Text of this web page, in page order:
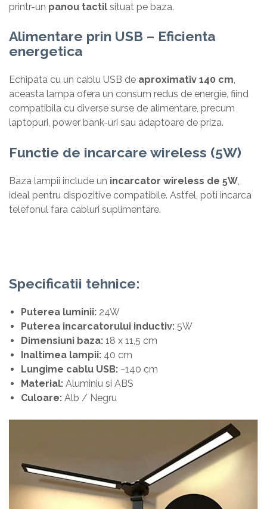
printr-un panou tactil situat pe baza.
Alimentare prin USB – Eficienta
energetica
Echipata cu un cablu USB de aproximativ 140 cm
aceasta lampa ofera un consum redus de energie, fiind
compatibila cu diverse surse de alimentare, precum
laptopuri, power bank-uri sau adaptoare de priza.
Functie de incarcare wireless (5W)
Baza lampii include un incarcator wireless de 5W
ideal pentru dispozitive compatibile. Astfel, poti incarca
telefonul fara cabluri suplimentare.
Specificatii tehnice:
Puterea luminii: 24W
Puterea incarcatorului inductiv: 5W
Dimensiuni baza: 18 x 11,5 cm
Inaltimea lampii: 40 cm
Lungime cablu USB: ~140 cm
Material: Aluminiu si ABS
Culoare: Alb / Negru